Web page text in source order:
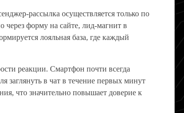
рассылка осуществляется только по
через форму на сайте, лид-магнит в
лояльная база, где каждый
реакции. Смартфон почти всегда
заглянуть в чат в течение первых минут
что значительно повышает доверие к